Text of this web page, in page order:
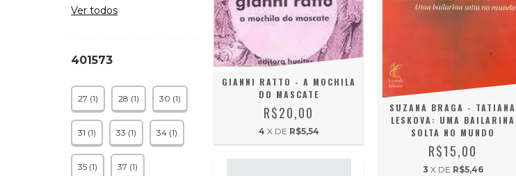
Ver todos
401573
27 (1) 28 (1) 30 (1)
31 (1) 33 (1) 34 (1)
35 (1) 37 (1)
GIANNI RATTO - A MOCHILA
DO MASCATE
R$20,00
4 X DE R$5,54
SUZANA BRAGA - TATIANA
LESKOVA: UMA BAILARINA
SOLTA NO MUNDO
R$15,00
3 X DE R$5,46